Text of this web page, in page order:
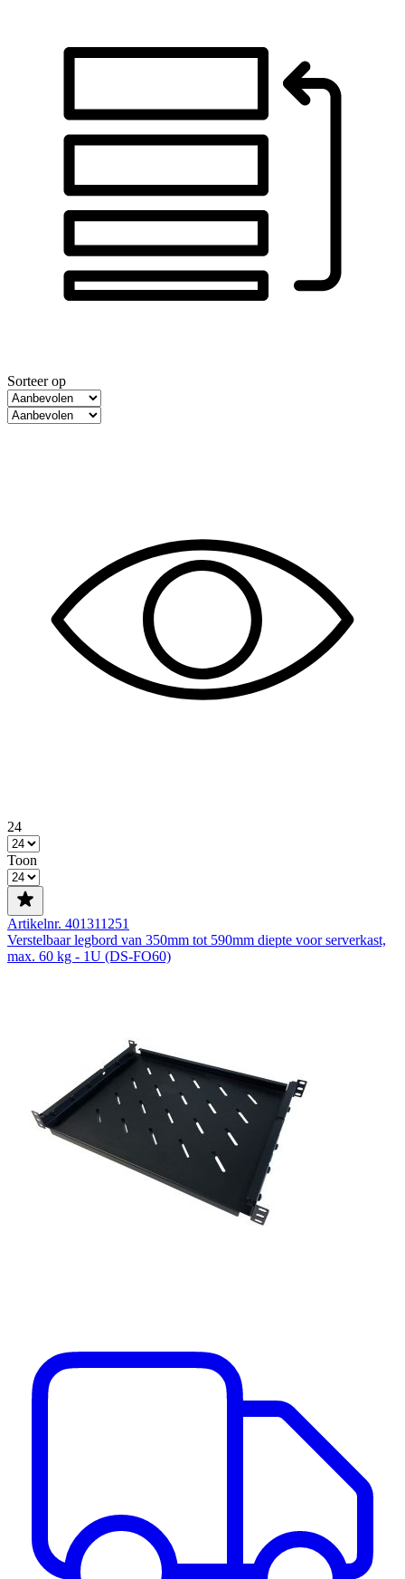
Sorteer op
24
Toon
Artikelnr. 401311251
Verstelbaar legbord van 350mm tot 590mm diepte voor serverkast,
max. 60 kg - 1U (DS-FO60)